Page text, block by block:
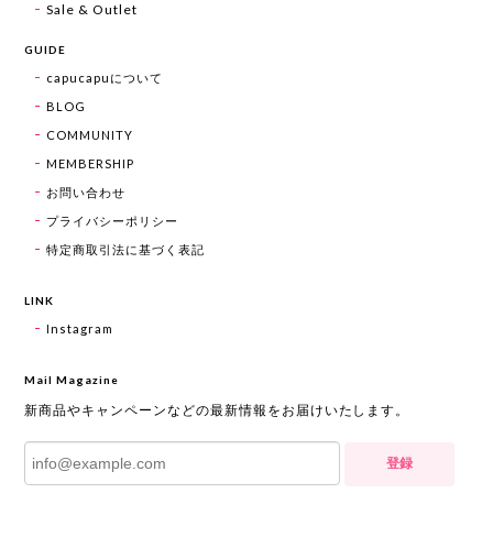
Sale & Outlet
GUIDE
capucapuについて
BLOG
COMMUNITY
MEMBERSHIP
お問い合わせ
プライバシーポリシー
特定商取引法に基づく表記
LINK
Instagram
Mail Magazine
新商品やキャンペーンなどの最新情報をお届けいたします。
登録